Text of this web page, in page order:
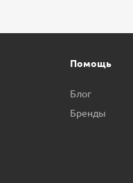
Помощь
Блог
Бренды